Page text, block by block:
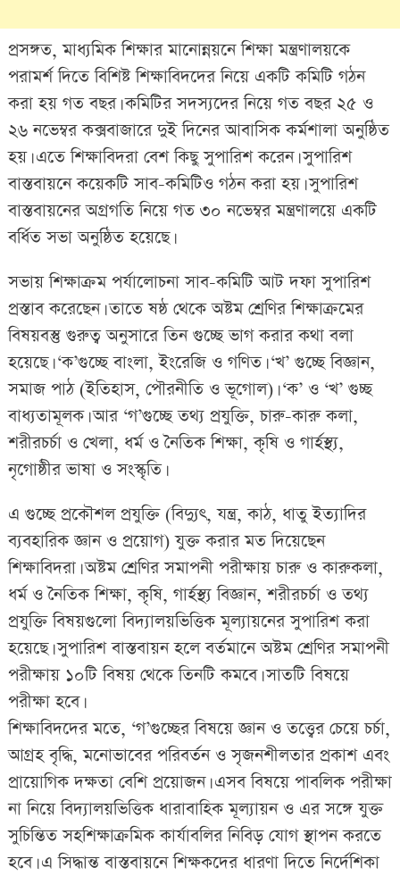
প্রসঙ্গত, মাধ্যমিক শিক্ষার মানোন্নয়নে শিক্ষা মন্ত্রণালয়কে
পরামর্শ দিতে বিশিষ্ট শিক্ষাবিদদের নিয়ে একটি কমিটি গঠন
করা হয় গত বছর। কমিটির সদস্যদের নিয়ে গত বছর ২৫ ও
২৬ নভেম্বর কক্সবাজারে দুই দিনের আবাসিক কর্মশালা অনুষ্ঠিত
হয়। এতে শিক্ষাবিদরা বেশ কিছু সুপারিশ করেন। সুপারিশ
বাস্তবায়নে কয়েকটি সাব-কমিটিও গঠন করা হয়। সুপারিশ
বাস্তবায়নের অগ্রগতি নিয়ে গত ৩০ নভেম্বর মন্ত্রণালয়ে একটি
বর্ধিত সভা অনুষ্ঠিত হয়েছে।
সভায় শিক্ষাক্রম পর্যালোচনা সাব-কমিটি আট দফা সুপারিশ
প্রস্তাব করেছেন। তাতে ষষ্ঠ থেকে অষ্টম শ্রেণির শিক্ষাক্রমের
বিষয়বস্তু গুরুত্ব অনুসারে তিন গুচ্ছে ভাগ করার কথা বলা
হয়েছে। ‘ক’গুচ্ছে বাংলা, ইংরেজি ও গণিত। ‘খ’ গুচ্ছে বিজ্ঞান,
সমাজ পাঠ (ইতিহাস, পৌরনীতি ও ভূগোল)। ‘ক’ ও ‘খ’ গুচ্ছ
বাধ্যতামূলক। আর ‘গ’গুচ্ছে তথ্য প্রযুক্তি, চারু-কারু কলা,
শরীরচর্চা ও খেলা, ধর্ম ও নৈতিক শিক্ষা, কৃষি ও গার্হস্থ্য,
নৃগোষ্ঠীর ভাষা ও সংস্কৃতি।
এ গুচ্ছে প্রকৌশল প্রযুক্তি (বিদ্যুৎ, যন্ত্র, কাঠ, ধাতু ইত্যাদির
ব্যবহারিক জ্ঞান ও প্রয়োগ) যুক্ত করার মত দিয়েছেন
শিক্ষাবিদরা। অষ্টম শ্রেণির সমাপনী পরীক্ষায় চারু ও কারুকলা,
ধর্ম ও নৈতিক শিক্ষা, কৃষি, গার্হস্থ্য বিজ্ঞান, শরীরচর্চা ও তথ্য
প্রযুক্তি বিষয়গুলো বিদ্যালয়ভিত্তিক মূল্যায়নের সুপারিশ করা
হয়েছে। সুপারিশ বাস্তবায়ন হলে বর্তমানে অষ্টম শ্রেণির সমাপনী
পরীক্ষায় ১০টি বিষয় থেকে তিনটি কমবে। সাতটি বিষয়ে
পরীক্ষা হবে।
শিক্ষাবিদদের মতে, ‘গ’গুচ্ছের বিষয়ে জ্ঞান ও তত্ত্বের চেয়ে চর্চা,
আগ্রহ বৃদ্ধি, মনোভাবের পরিবর্তন ও সৃজনশীলতার প্রকাশ এবং
প্রায়োগিক দক্ষতা বেশি প্রয়োজন। এসব বিষয়ে পাবলিক পরীক্ষা
না নিয়ে বিদ্যালয়ভিত্তিক ধারাবাহিক মূল্যায়ন ও এর সঙ্গে যুক্ত
সুচিন্তিত সহশিক্ষাক্রমিক কার্যাবলির নিবিড় যোগ স্থাপন করতে
হবে। এ সিদ্ধান্ত বাস্তবায়নে শিক্ষকদের ধারণা দিতে নির্দেশিকা